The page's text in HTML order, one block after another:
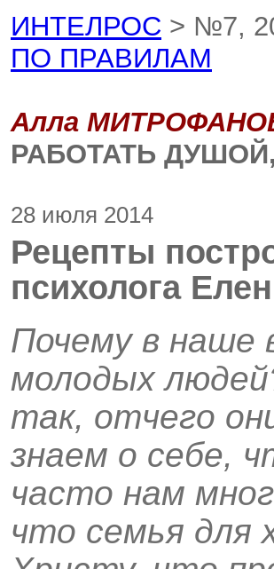
ИНТЕЛРОС > №7,
ПО ПРАВИЛАМ
Алла
РАБОТАТЬ
28 июля 2014
Рецепты
психолога
Почему в наше
молодых
так, отчего
знаем о себе,
часто нам
что семья для